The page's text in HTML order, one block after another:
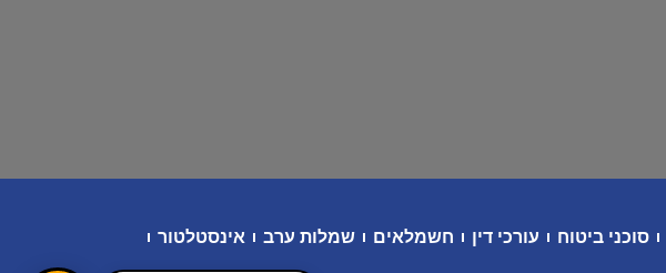
סוכני ביטוח עורכי דין חשמלאים שמלות ערב
אינסטלטור